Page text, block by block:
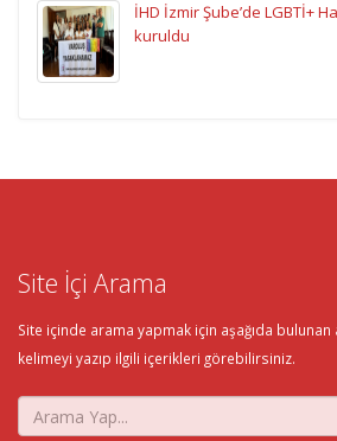
İHD İzmir Şube’de LGBTİ+
kuruldu
Site İçi Arama
Site içinde arama yapmak için aşağıda
kelimeyi yazıp ilgili içerikleri görebilirsiniz.